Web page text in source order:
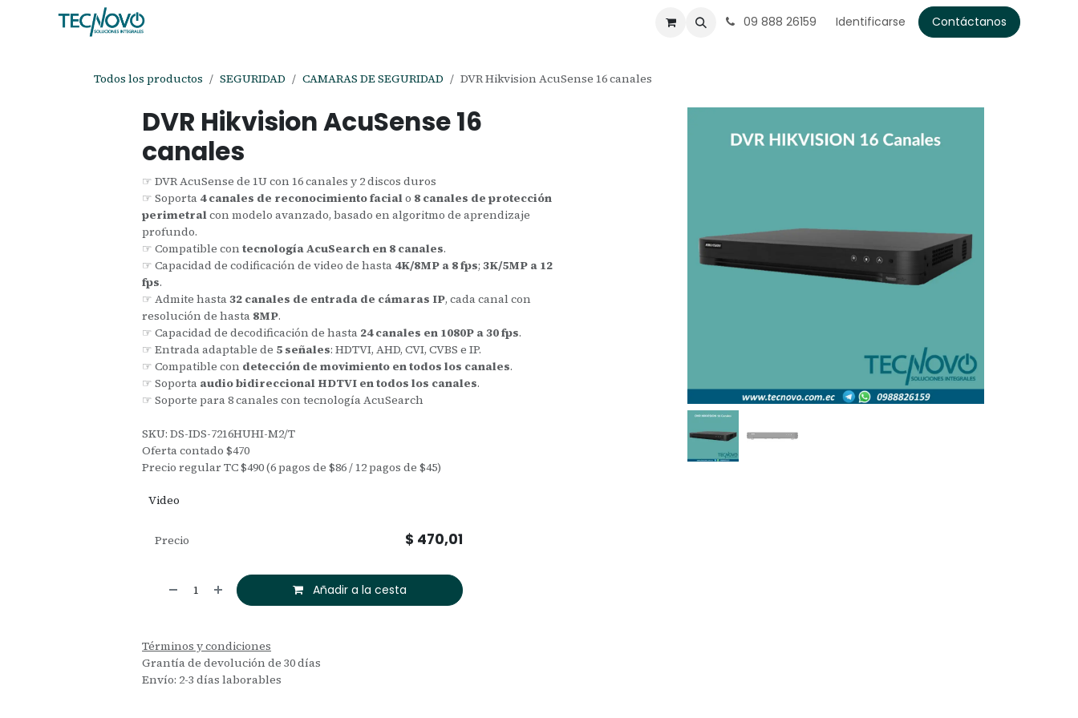
09 888 26159 Identificarse Contáctanos
Todos los productos SEGURIDAD CAMARAS DE SEGURIDAD DVR Hikvision AcuSense 16 canales
DVR Hikvision AcuSense 16
canales
☞ DVR AcuSense de 1U con 16 canales y 2 discos duros
☞ Soporta 4 canales de reconocimiento facialo 8 canales de protección
perimetralcon modelo avanzado, basado en algoritmo de aprendizaje
profundo.
☞ Compatible contecnología AcuSearch en 8 canales.
☞ Capacidad de codificación de video de hasta 4K/8MP a 8 fps;3K/5MP a 12
fps.
☞ Admite hasta32 canales de entrada de cámaras IP, cada canal con
resolución de hasta 8MP.
☞ Capacidad de decodificación de hasta 24 canales en 1080P a 30 fps.
☞ Entrada adaptable de 5 señales: HDTVI, AHD, CVI, CVBS e IP.
☞ Compatible con detección de movimiento en todos los canales.
☞ Soporta audio bidireccional HDTVI en todos los canales.
☞ Soporte para 8 canales con tecnología AcuSearch
SKU: DS-IDS-7216HUHI-M2/T
Oferta contado $470
Precio regular TC $490 (6 pagos de $86 / 12 pagos de $45)
Video
Añadir a la cesta
Precio $ 470,01
Términos y condiciones
Grantía de devolución de 30 días
Envío: 2-3 días laborables